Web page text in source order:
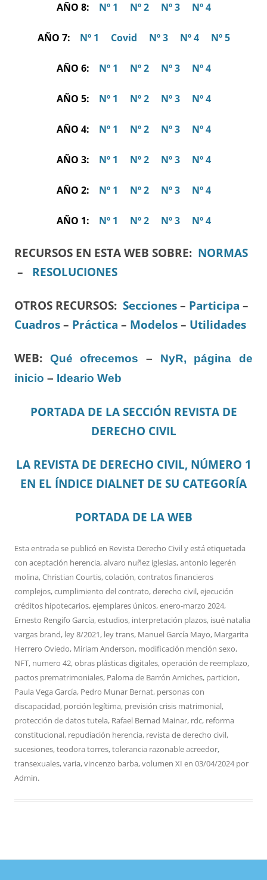
AÑO 8: Nº 1 Nº 2 Nº 3 Nº 4
AÑO 7: Nº 1 Covid Nº 3 Nº 4 Nº 5
AÑO 6: Nº 1 Nº 2 Nº 3 Nº 4
AÑO 5: Nº 1 Nº 2 Nº 3 Nº 4
AÑO 4: Nº 1 Nº 2 Nº 3 Nº 4
AÑO 3: Nº 1 Nº 2 Nº 3 Nº 4
AÑO 2: Nº 1 Nº 2 Nº 3 Nº 4
AÑO 1: Nº 1 Nº 2 Nº 3 Nº 4
RECURSOS EN ESTA WEB SOBRE: NORMAS
– RESOLUCIONES
OTROS RECURSOS: Secciones – Participa –
Cuadros – Práctica – Modelos – Utilidades
WEB: Qué ofrecemos – NyR, página de
inicio – Ideario Web
PORTADA DE LA SECCIÓN REVISTA DE
DERECHO CIVIL
LA REVISTA DE DERECHO CIVIL, NÚMERO 1
EN EL ÍNDICE DIALNET DE SU CATEGORÍA
PORTADA DE LA WEB
Esta entrada se publicó en Revista Derecho Civily está etiquetada
con aceptación herencia,alvaro nuñez iglesias,antonio legerén
molina,Christian Courtis,colación,contratos financieros
complejos,cumplimiento del contrato,derecho civil,ejecución
créditos hipotecarios,ejemplares únicos,enero-marzo 2024,
Ernesto Rengifo García,estudios, interpretación plazos, isué natalia
vargas brand, ley 8/2021, ley trans, Manuel García Mayo, Margarita
Herrero Oviedo, Miriam Anderson, modificación mención sexo,
NFT, numero 42,obras plásticas digitales,operación de reemplazo,
pactos prematrimoniales, Paloma de Barrón Arniches, particion,
Paula Vega García, Pedro Munar Bernat, personas con
discapacidad, porción legítima, previsión crisis matrimonial,
protección de datos tutela, Rafael Bernad Mainar, rdc, reforma
constitucional, repudiación herencia, revista de derecho civil,
sucesiones,teodora torres,tolerancia razonable acreedor,
transexuales,varia,vincenzo barba,volumen XI en 03/04/2024por
Admin.